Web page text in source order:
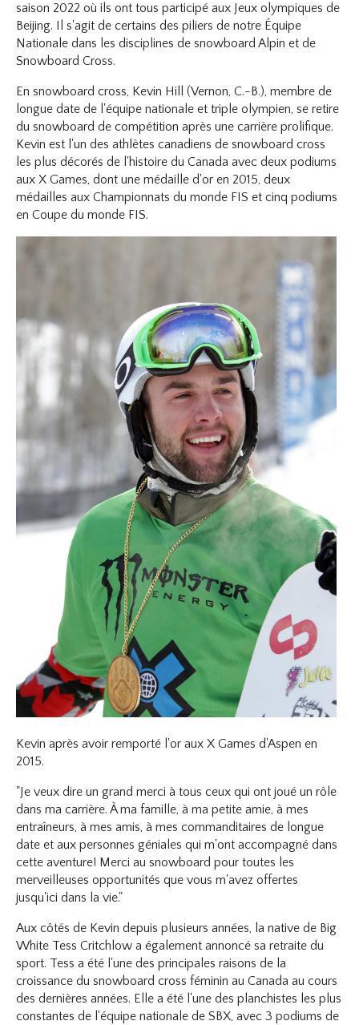
saison 2022 où ils ont tous participé aux Jeux olympiques de
Beijing. Il s'agit de certains des piliers de notre Équipe
Nationale dans les disciplines de snowboard Alpin et de
Snowboard Cross.
En snowboard cross, Kevin Hill (Vernon, C.-B.), membre de
longue date de l'équipe nationale et triple olympien, se retire
du snowboard de compétition après une carrière prolifique.
Kevin est l'un des athlètes canadiens de snowboard cross
les plus décorés de l'histoire du Canada avec deux podiums
aux X Games, dont une médaille d'or en 2015, deux
médailles aux Championnats du monde FIS et cinq podiums
en Coupe du monde FIS.
Kevin après avoir remporté l'or aux X Games d'Aspen en
2015.
"Je veux dire un grand merci à tous ceux qui ont joué un rôle
dans ma carrière. À ma famille, à ma petite amie, à mes
entraîneurs, à mes amis, à mes commanditaires de longue
date et aux personnes géniales qui m'ont accompagné dans
cette aventure! Merci au snowboard pour toutes les
merveilleuses opportunités que vous m'avez offertes
jusqu'ici dans la vie."
Aux côtés de Kevin depuis plusieurs années, la native de Big
White Tess Critchlow a également annoncé sa retraite du
sport. Tess a été l'une des principales raisons de la
croissance du snowboard cross féminin au Canada au cours
des dernières années. Elle a été l'une des planchistes les plus
constantes de l'équipe nationale de SBX, avec 3 podiums de